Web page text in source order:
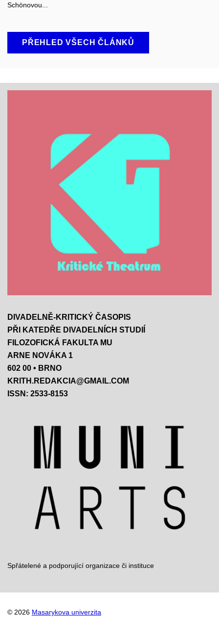
Schönovou...
PŘEHLED VŠECH ČLÁNKŮ
DIVADELNĚ-KRITICKÝ ČASOPIS
PŘI KATEDŘE DIVADELNÍCH STUDIÍ
FILOZOFICKÁ FAKULTA MU
ARNE NOVÁKA 1
602 00 • BRNO
KRITH.REDAKCIA@GMAIL.COM
ISSN: 2533-8153
Spřátelené a podporující organizace či instituce
© 2026 Masarykova univerzita